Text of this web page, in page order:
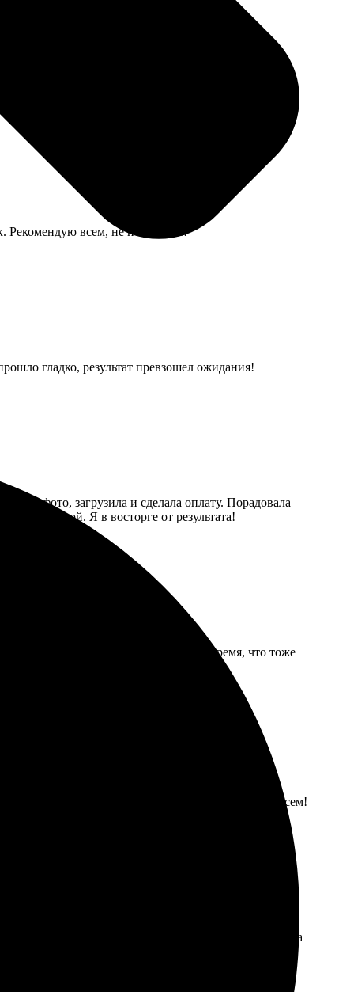
отличное, разве что видела тоненькую
Рекомендую всем, не пожалеете!
гладко, результат превзошел ожидания!
фото, загрузила и сделала оплату. Порадовала
аккуратной. Я в восторге от результата!
ярко цвета переданы. Доставили вовремя, что тоже
Отличный подарок для друзей! Рекомендую всем!
оперативная, всё пришло в срок. Качество пазла